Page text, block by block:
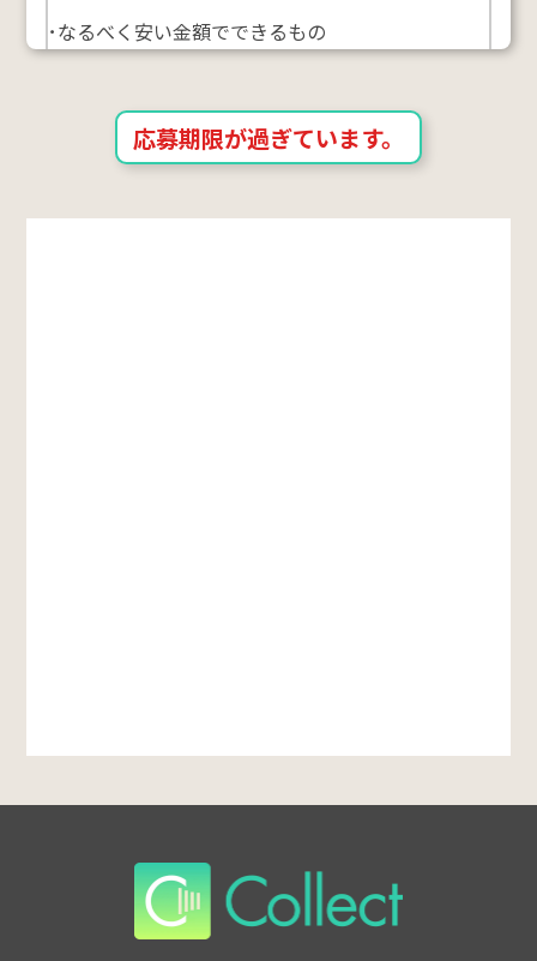
･なるべく安い金額でできるもの
･すぐできるもの
がちょうどいいですが、そういうのじゃなくても
OK！です
1.個人情報または本名をを記載しないでください。
応募期限が過ぎています。